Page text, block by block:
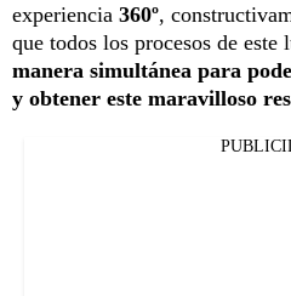
experiencia 360º,
que todos los procesos de este
manera simultánea para
y obtener este maravilloso